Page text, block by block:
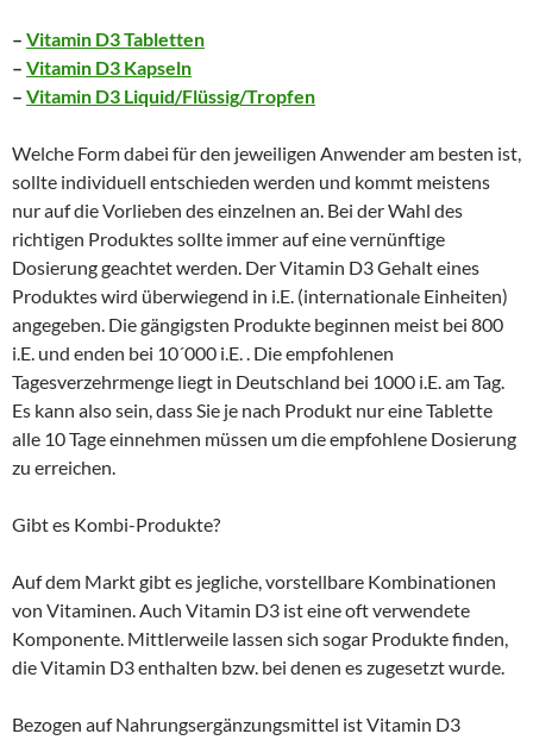
– Vitamin D3 Tabletten
– Vitamin D3 Kapseln
– Vitamin D3 Liquid/Flüssig/Tropfen
Welche Form dabei für den jeweiligen Anwender am besten ist,
sollte individuell entschieden werden und kommt meistens
nur auf die Vorlieben des einzelnen an. Bei der Wahl des
richtigen Produktes sollte immer auf eine vernünftige
Dosierung geachtet werden. Der Vitamin D3 Gehalt eines
Produktes wird überwiegend in i.E. (internationale Einheiten)
angegeben. Die gängigsten Produkte beginnen meist bei 800
i.E. und enden bei 10´000 i.E. . Die empfohlenen
Tagesverzehrmenge liegt in Deutschland bei 1000 i.E. am Tag.
Es kann also sein, dass Sie je nach Produkt nur eine Tablette
alle 10 Tage einnehmen müssen um die empfohlene Dosierung
zu erreichen.
Gibt es Kombi-Produkte?
Auf dem Markt gibt es jegliche, vorstellbare Kombinationen
von Vitaminen. Auch Vitamin D3 ist eine oft verwendete
Komponente. Mittlerweile lassen sich sogar Produkte finden,
die Vitamin D3 enthalten bzw. bei denen es zugesetzt wurde.
Bezogen auf Nahrungsergänzungsmittel ist Vitamin D3